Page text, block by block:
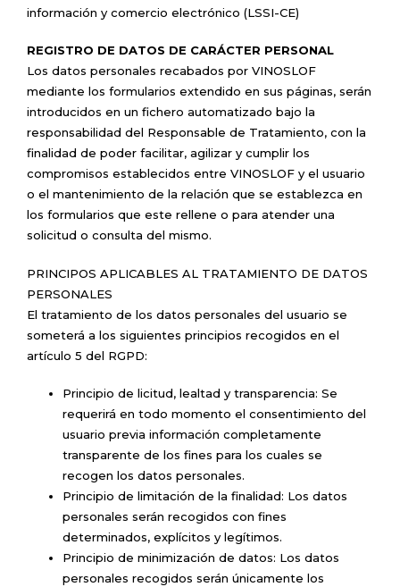
información y comercio electrónico (LSSI-CE)
REGISTRO DE DATOS DE CARÁCTER PERSONAL
Los datos personales recabados por VINOSLOF
mediante los formularios extendido en sus páginas, serán
introducidos en un fichero automatizado bajo la
responsabilidad del Responsable de Tratamiento, con la
finalidad de poder facilitar, agilizar y cumplir los
compromisos establecidos entre VINOSLOF y el usuario
o el mantenimiento de la relación que se establezca en
los formularios que este rellene o para atender una
solicitud o consulta del mismo.
PRINCIPOS APLICABLES AL TRATAMIENTO DE DATOS
PERSONALES
El tratamiento de los datos personales del usuario se
someterá a los siguientes principios recogidos en el
artículo 5 del RGPD:
Principio de licitud, lealtad y transparencia: Se
requerirá en todo momento el consentimiento del
usuario previa información completamente
transparente de los fines para los cuales se
recogen los datos personales.
Principio de limitación de la finalidad: Los datos
personales serán recogidos con fines
determinados, explícitos y legítimos.
Principio de minimización de datos: Los datos
personales recogidos serán únicamente los